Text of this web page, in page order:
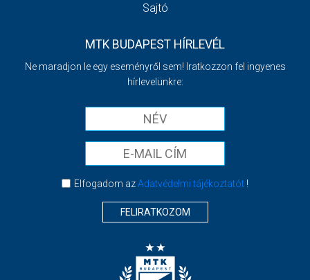
Sajtó
MTK BUDAPEST HÍRLEVÉL
Ne maradjon le egy eseményről sem! Iratkozzon fel ingyenes
hírlevelünkre:
Elfogadom azAdatvédelmi tájékoztatót!
FELIRATKOZOM